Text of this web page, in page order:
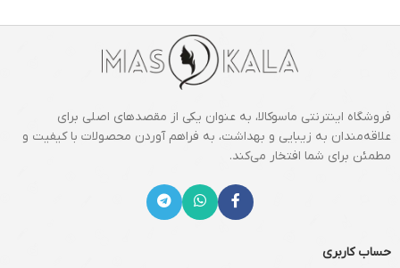
فروشگاه اینترنتی ماسوکالا، به عنوان یکی از مقصدهای اصلی برای
علاقه‌مندان به زیبایی و بهداشت، به فراهم آوردن محصولات با کیفیت و
مطمئن برای شما افتخار می‌کند.
حساب کاربری